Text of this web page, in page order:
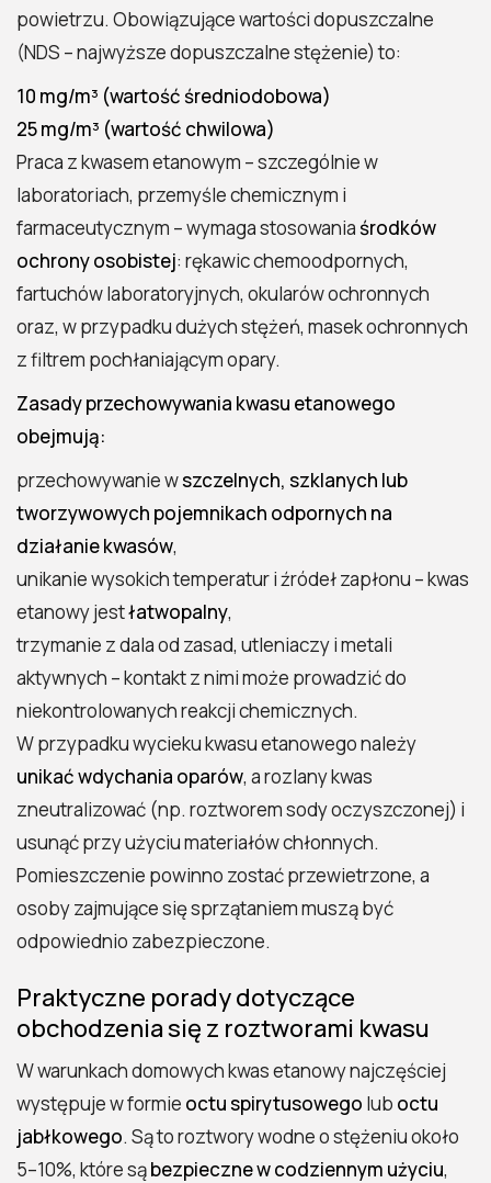
powietrzu. Obowiązujące wartości dopuszczalne
(NDS – najwyższe dopuszczalne stężenie) to:
10 mg/m³ (wartość średniodobowa)
25 mg/m³ (wartość chwilowa)
Praca z kwasem etanowym – szczególnie w
laboratoriach, przemyśle chemicznym i
farmaceutycznym – wymaga stosowaniaśrodków
ochrony osobistej: rękawic chemoodpornych,
fartuchów laboratoryjnych, okularów ochronnych
oraz, w przypadku dużych stężeń, masek ochronnych
z filtrem pochłaniającym opary.
Zasady przechowywania kwasu etanowego
obejmują:
przechowywanie wszczelnych, szklanych lub
tworzywowych pojemnikach odpornych na
działanie kwasów,
unikanie wysokich temperatur i źródeł zapłonu – kwas
etanowy jestłatwopalny,
trzymanie z dala od zasad, utleniaczy i metali
aktywnych – kontakt z nimi może prowadzić do
niekontrolowanych reakcji chemicznych.
W przypadku wycieku kwasu etanowego należy
unikać wdychania oparów, a rozlany kwas
zneutralizować (np. roztworem sody oczyszczonej) i
usunąć przy użyciu materiałów chłonnych.
Pomieszczenie powinno zostać przewietrzone, a
osoby zajmujące się sprzątaniem muszą być
odpowiednio zabezpieczone.
Praktyczne porady dotyczące
obchodzenia się z roztworami kwasu
W warunkach domowych kwas etanowy najczęściej
występuje w formie octu spirytusowego lub octu
jabłkowego. Są to roztwory wodne o stężeniu około
5–10%, które sąbezpieczne w codziennym użyciu,